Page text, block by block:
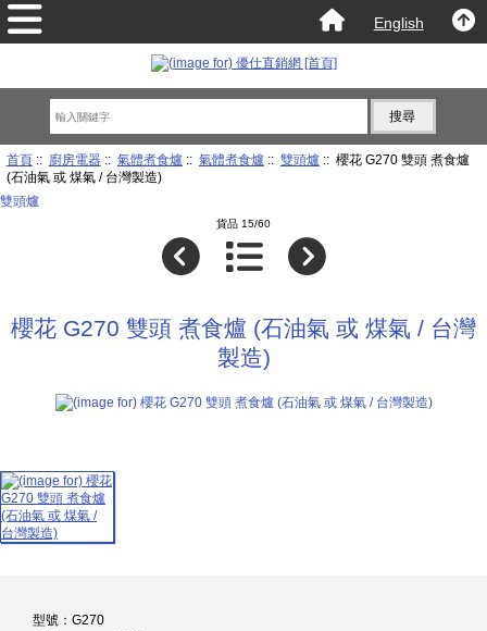
English
首頁:: 廚房電器:: 氣體煮食爐:: 氣體煮食爐:: 雙頭爐:: 櫻花 G270 雙頭 煮食爐
(石油氣 或 煤氣 / 台灣製造)
雙頭爐
貨品 15/60
櫻花 G270 雙頭 煮食爐 (石油氣 或 煤氣 / 台灣
製造)
型號：G270